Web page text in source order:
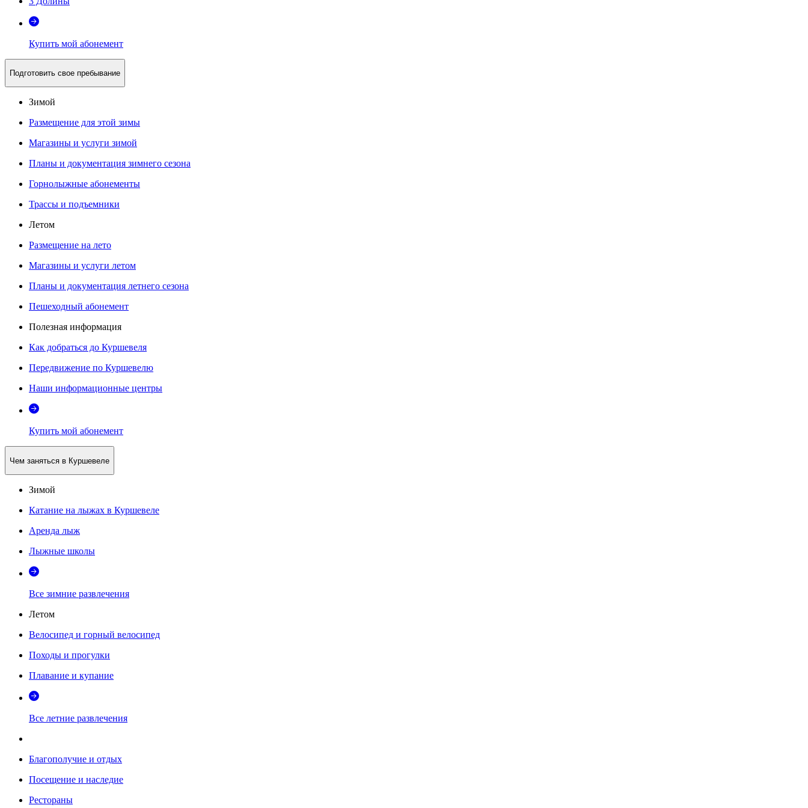
Купить мой абонемент
Подготовить свое пребывание
Зимой
Размещение для этой зимы
Магазины и услуги зимой
Планы и документация зимнего сезона
Горнолыжные абонементы
Трассы и подъемники
Летом
Размещение на лето
Магазины и услуги летом
Планы и документация летнего сезона
Пешеходный абонемент
Полезная информация
Как добраться до Куршевеля
Передвижение по Куршевелю
Наши информационные центры
Купить мой абонемент
Чем заняться в Куршевеле
Зимой
Катание на лыжах в Куршевеле
Аренда лыж
Лыжные школы
Все зимние развлечения
Летом
Велосипед и горный велосипед
Походы и прогулки
Плавание и купание
Все летние развлечения
Благополучие и отдых
Посещение и наследие
Рестораны